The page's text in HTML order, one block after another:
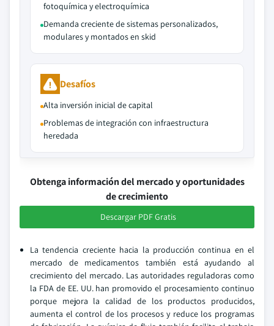
fotoquímica y electroquímica
Demanda creciente de sistemas personalizados,
modulares y montados en skid
Desafíos
Alta inversión inicial de capital
Problemas de integración con infraestructura
heredada
Obtenga información del mercado y oportunidades
de crecimiento
Descargar PDF Gratis
La tendencia creciente hacia la producción continua en el
mercado de medicamentos también está ayudando al
crecimiento del mercado. Las autoridades reguladoras como
la FDA de EE. UU. han promovido el procesamiento continuo
porque mejora la calidad de los productos producidos,
aumenta el control de los procesos y reduce los programas